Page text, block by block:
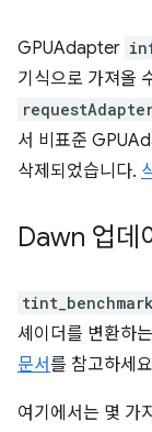
GPUAdapter
기식으로 가져올
서 비표준
삭제되었습니다.
Dawn 업데
tint_benchmark
셰이더를 변환하
문서를 참고하세
여기에서는 몇 가